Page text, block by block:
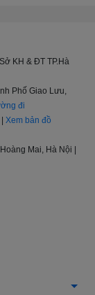
CFS-13VAF
có trong không
hủy các chất độc
ảnh hưởng tới
mùi như mùi thức
sau khi sử
mốc và tiết
khỏe nhờ luôn
KH & ĐT TP.Hà
Phố Giao Lưu,
đi
Xem bản đồ
Mai, Hà Nội |